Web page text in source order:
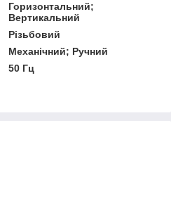
Горизонтальний;
Вертикальний
Різьбовий
Механічний; Ручний
50 Гц